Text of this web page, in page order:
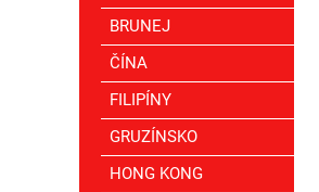
BRUNEJ
ČÍNA
FILIPÍNY
GRUZÍNSKO
HONG KONG